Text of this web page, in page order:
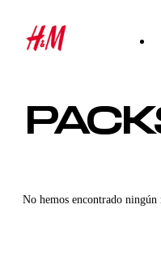
No hemos encontrado